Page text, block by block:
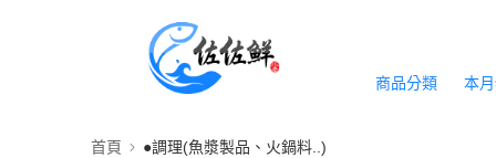
商品分類 本
首頁 ●調理(魚漿製品、火鍋料..)